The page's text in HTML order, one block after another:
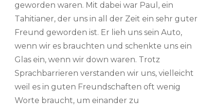
geworden waren. Mit dabei war Paul, ein
Tahitianer, der uns in all der Zeit ein sehr guter
Freund geworden ist. Er lieh uns sein Auto,
wenn wir es brauchten und schenkte uns ein
Glas ein, wenn wir down waren. Trotz
Sprachbarrieren verstanden wir uns, vielleicht
weil es in guten Freundschaften oft wenig
Worte braucht, um einander zu